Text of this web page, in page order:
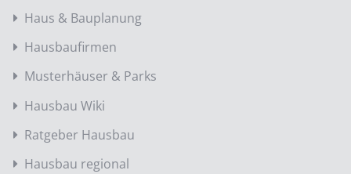
Haus & Bauplanung
Hausbaufirmen
Musterhäuser & Parks
Hausbau Wiki
Ratgeber Hausbau
Hausbau regional